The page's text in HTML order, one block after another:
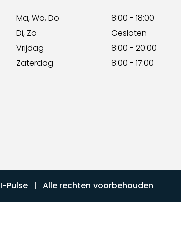
Ma, Wo, Do
8:00 - 18:00
Di, Zo
Gesloten
Vrijdag
8:00 - 20:00
Zaterdag
8:00 - 17:00
I-Pulse | Alle rechten voorbehouden